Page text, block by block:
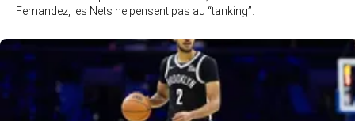
Fernandez, les Nets ne pensent pas au “tanking”.